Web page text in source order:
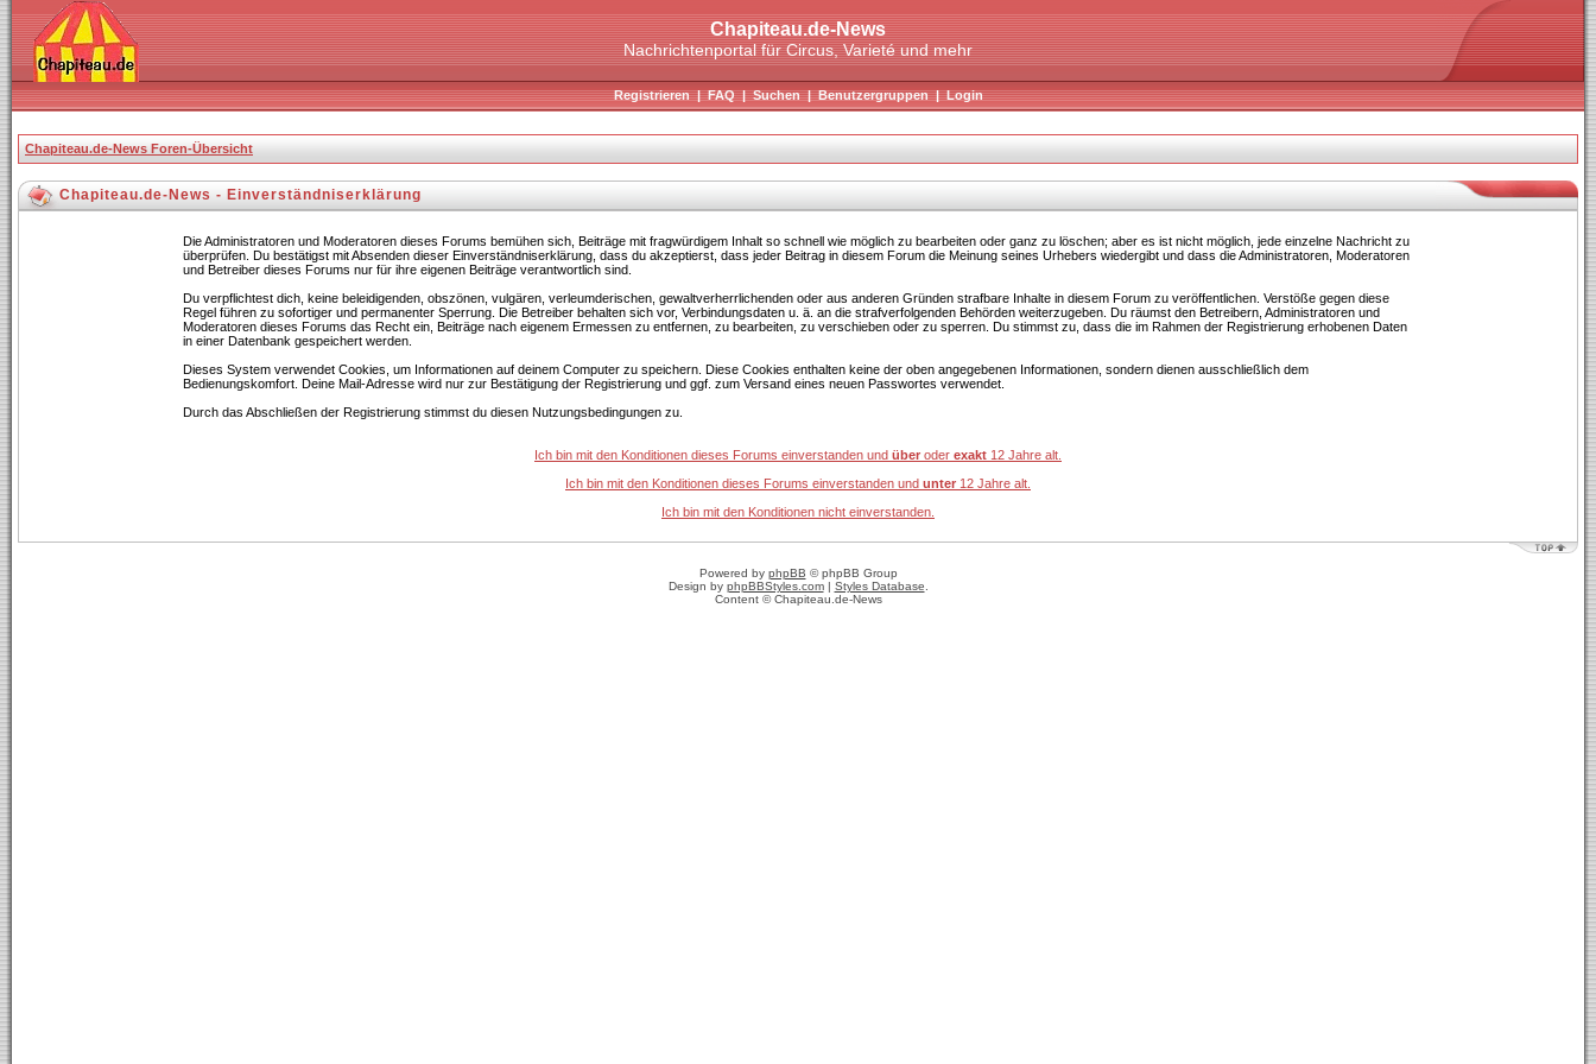
Chapiteau.de-News
Nachrichtenportal für Circus, Varieté und mehr
Registrieren|FAQ|Suchen|Benutzergruppen|Login
Chapiteau.de-News Foren-Übersicht
Chapiteau.de-News - Einverständniserklärung
Die Administratoren und Moderatoren dieses Forums bemühen sich, Beiträge mit fragwürdigem Inhalt so schnell wie möglich zu bearbeiten oder ganz zu löschen; aber es ist nicht möglich, jede einzelne Nachricht zu
überprüfen. Du bestätigst mit Absenden dieser Einverständniserklärung, dass du akzeptierst, dass jeder Beitrag in diesem Forum die Meinung seines Urhebers wiedergibt und dass die Administratoren, Moderatoren
und Betreiber dieses Forums nur für ihre eigenen Beiträge verantwortlich sind.
Du verpflichtest dich, keine beleidigenden, obszönen, vulgären, verleumderischen, gewaltverherrlichenden oder aus anderen Gründen strafbare Inhalte in diesem Forum zu veröffentlichen. Verstöße gegen diese
Regel führen zu sofortiger und permanenter Sperrung. Die Betreiber behalten sich vor, Verbindungsdaten u. ä. an die strafverfolgenden Behörden weiterzugeben. Du räumst den Betreibern, Administratoren und
Moderatoren dieses Forums das Recht ein, Beiträge nach eigenem Ermessen zu entfernen, zu bearbeiten, zu verschieben oder zu sperren. Du stimmst zu, dass die im Rahmen der Registrierung erhobenen Daten
in einer Datenbank gespeichert werden.
Dieses System verwendet Cookies, um Informationen auf deinem Computer zu speichern. Diese Cookies enthalten keine der oben angegebenen Informationen, sondern dienen ausschließlich dem
Bedienungskomfort. Deine Mail-Adresse wird nur zur Bestätigung der Registrierung und ggf. zum Versand eines neuen Passwortes verwendet.
Durch das Abschließen der Registrierung stimmst du diesen Nutzungsbedingungen zu.
Ich bin mit den Konditionen dieses Forums einverstanden und über oder exakt 12 Jahre alt.
Ich bin mit den Konditionen dieses Forums einverstanden und unter 12 Jahre alt.
Ich bin mit den Konditionen nicht einverstanden.
Powered by phpBB © phpBB Group
Design by phpBBStyles.com| Styles Database
Content © Chapiteau.de-News